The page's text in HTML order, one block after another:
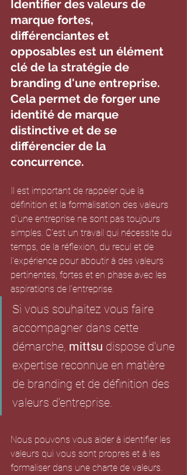
Identifier des valeurs de
marque fortes,
différenciantes et
opposables est un élément
clé de la stratégie de
branding d'une entreprise.
Cela permet de forger une
identité de marque
distinctive et de se
différencier de la
concurrence.
Il est important de rappeler que la
définition et la formalisation des valeurs
d'une entreprise ne sont pas toujours
simples. C'est un travail qui nécessite du
temps, de la réflexion, du recul et de
l'expérience pour aboutir à des valeurs
pertinentes, fortes et en phase avec les
aspirations de l'entreprise.
Si vous souhaitez vous faire
accompagner dans cette
démarche, mittsu dispose d'une
expertise reconnue en matière
de branding et de définition des
valeurs d'entreprise.
Nous pouvons vous aider à identifier les
valeurs qui vous sont propres et à les
formaliser dans une charte de valeurs.